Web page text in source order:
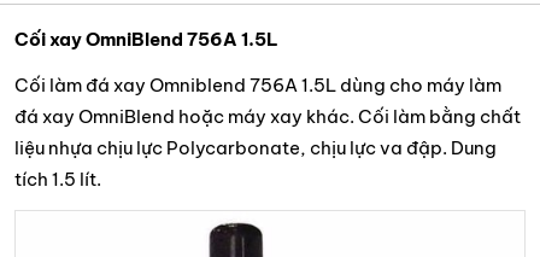
Cối xay OmniBlend 756A 1.5L
Cối làm đá xay Omniblend 756A 1.5L dùng cho máy làm
đá xay OmniBlend hoặc máy xay khác. Cối làm bằng chất
liệu nhựa chịu lực Polycarbonate, chịu lực va đập. Dung
tích 1.5 lít.